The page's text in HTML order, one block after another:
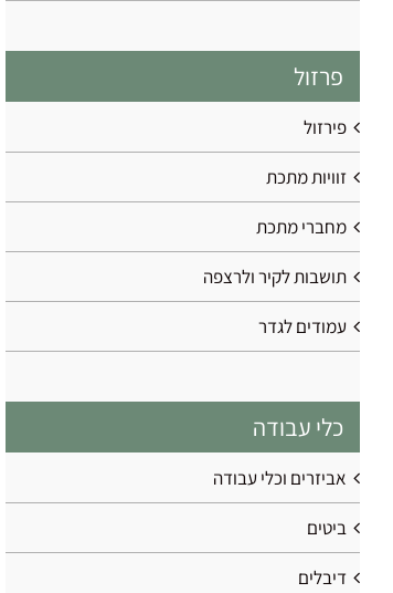
פרזול
פירזול
זוויות מתכת
מחברי מתכת
תושבות לקיר ולרצפה
עמודים לגדר
כלי עבודה
אביזרים וכלי עבודה
ביטים
דיבלים